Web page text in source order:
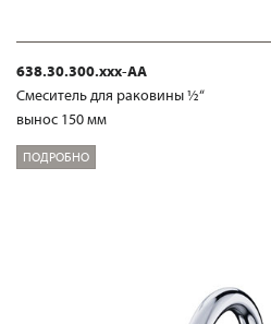
638.30.300.xxx-AA
Смеситель для раковины ½“
вынос 150 мм
ПОДРОБНО